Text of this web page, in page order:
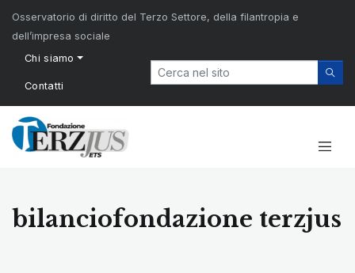
Osservatorio di diritto del Terzo Settore, della filantropia e
dell’impresa sociale
Chi siamo
Contatti
bilanciofondazione terzjus